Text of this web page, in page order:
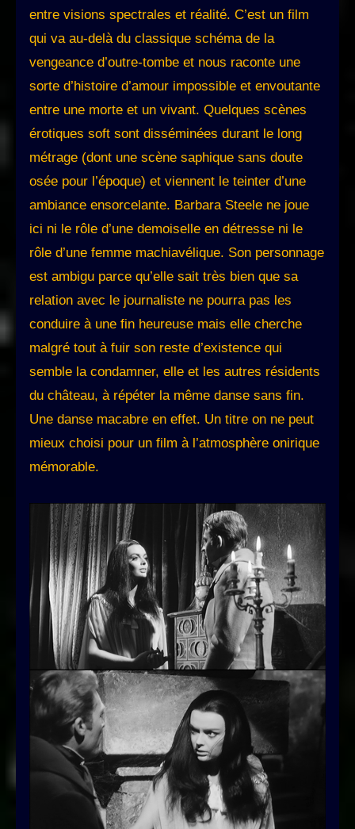
entre visions spectrales et réalité. C’est un film
qui va au-delà du classique schéma de la
vengeance d’outre-tombe et nous raconte une
sorte d’histoire d’amour impossible et envoutante
entre une morte et un vivant. Quelques scènes
érotiques soft sont disséminées durant le long
métrage (dont une scène saphique sans doute
osée pour l’époque) et viennent le teinter d’une
ambiance ensorcelante. Barbara Steele ne joue
ici ni le rôle d’une demoiselle en détresse ni le
rôle d’une femme machiavélique. Son personnage
est ambigu parce qu’elle sait très bien que sa
relation avec le journaliste ne pourra pas les
conduire à une fin heureuse mais elle cherche
malgré tout à fuir son reste d’existence qui
semble la condamner, elle et les autres résidents
du château, à répéter la même danse sans fin.
Une danse macabre en effet. Un titre on ne peut
mieux choisi pour un film à l’atmosphère onirique
mémorable.